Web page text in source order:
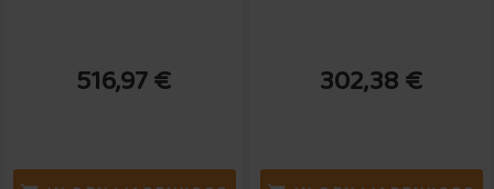
516,97 € 302,38 €